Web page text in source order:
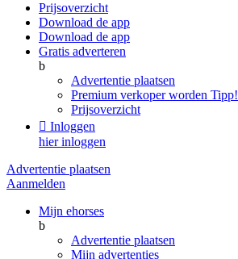
Prijsoverzicht
Download de app
Download de app
Gratis adverteren
b
Advertentie plaatsen
Premium verkoper worden Tipp!
Prijsoverzicht
 Inloggen
hier inloggen
Advertentie plaatsen
Aanmelden
Mijn ehorses
b
Advertentie plaatsen
Mijn advertenties